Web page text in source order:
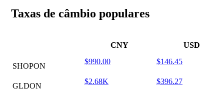
Taxas de câmbio populares
CNY USD
SHOPON
$990.00 $146.45
GLDON
$2.68K $396.27